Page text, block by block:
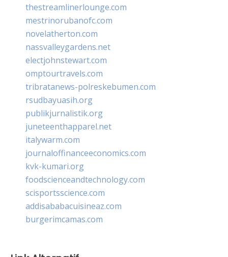
thestreamlinerlounge.com
mestrinorubanofc.com
novelatherton.com
nassvalleygardens.net
electjohnstewart.com
omptourtravels.com
tribratanews-polreskebumen.com
rsudbayuasih.org
publikjurnalistik.org
juneteenthapparel.net
italywarm.com
journaloffinanceeconomics.com
kvk-kumari.org
foodscienceandtechnology.com
scisportsscience.com
addisababacuisineaz.com
burgerimcamas.com